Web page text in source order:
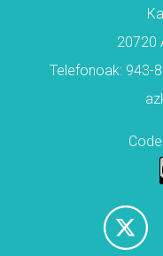
20720
Telefonoak: 943-